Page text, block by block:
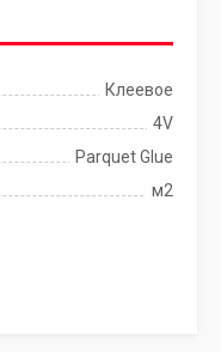
Клеевое
4V
Parquet Glue
м2